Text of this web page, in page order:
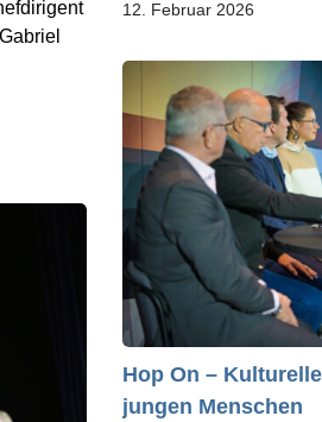
12. Februar 2026
Hop On –
jungen Menschen